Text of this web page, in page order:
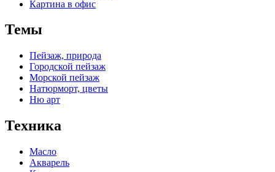
Картина в офис
Темы
Пейзаж, природа
Городской пейзаж
Морской пейзаж
Натюрморт, цветы
Ню арт
Техника
Масло
Акварель